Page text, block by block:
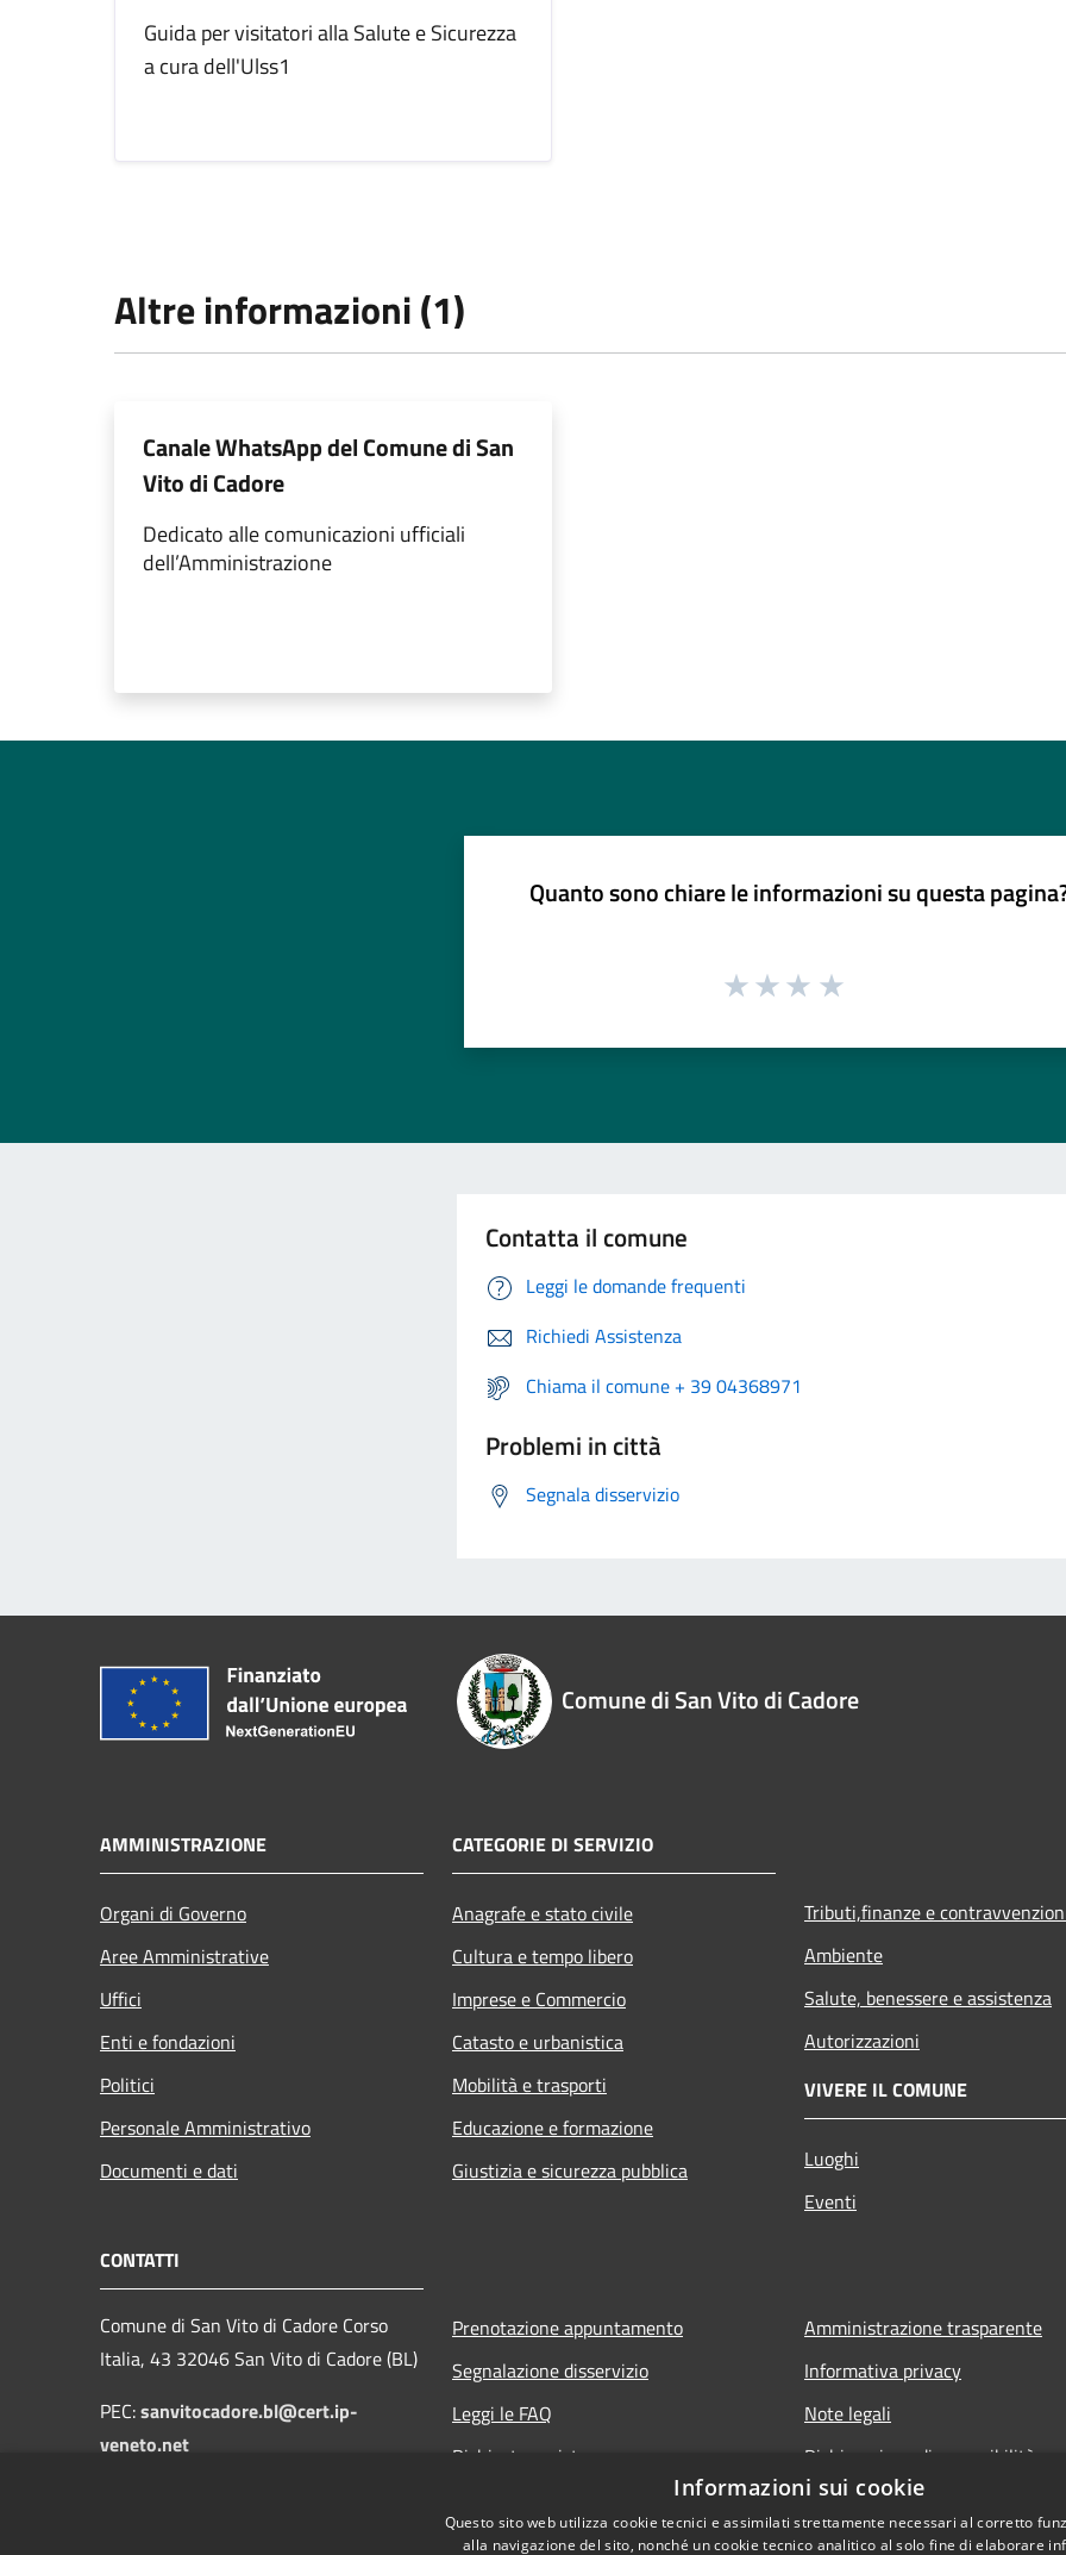
Guida per visitatori alla Salute e Sicurezza
a cura dell'Ulss1
Altre informazioni (1)
Canale WhatsApp del Comune di San
Vito di Cadore
Dedicato alle comunicazioni ufficiali
dell’Amministrazione
Quanto sono chiare le informazioni su questa
Contatta il comune
Leggi le domande frequenti
Richiedi Assistenza
Chiama il comune + 39 04368971
Problemi in città
Segnala disservizio
Comune di San Vito di Cadore
AMMINISTRAZIONE
Organi di Governo
Aree Amministrative
Uffici
Enti e fondazioni
Politici
Personale Amministrativo
Documenti e dati
CATEGORIE DI SERVIZIO
Anagrafe e stato civile
Cultura e tempo libero
Imprese e Commercio
Catasto e urbanistica
Mobilità e trasporti
Educazione e formazione
Giustizia e sicurezza pubblica
Tributi,finanze e
Ambiente
Salute, benessere e assistenza
Autorizzazioni
VIVERE IL COMUNE
Luoghi
Eventi
CONTATTI
Comune di San Vito di Cadore Corso
Italia, 43 32046 San Vito di Cadore (BL)
PEC:sanvitocadore.bl@cert.ip-
veneto.net
Prenotazione appuntamento
Segnalazione disservizio
Leggi le FAQ
Richiesta assistenza
Amministrazione trasparente
Informativa privacy
Note legali
Dichiarazione di accessibilità
Informazioni sui cookie
Questo sito web utilizza cookie tecnici e assimilati strettamente necessari al corretto
alla navigazione del sito, nonché un cookie tecnico analitico al solo fine di elaborare